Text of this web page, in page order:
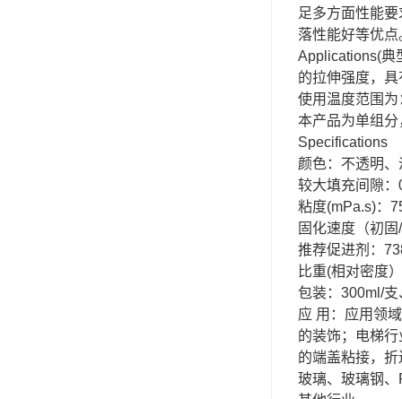
足多方面性能
落性能好等优点
Applications(典
的拉伸强度，具
使用温度范围
本产品为单组分
Specifications
颜色：不透明、
较大填充间隙：
粘度(mPa.s)：
固化速度（初固
推荐促进剂：
比重(相对密度
包装：300ml/支
应 用：应用领
的装饰；电梯
的端盖粘接，
玻璃、玻璃钢